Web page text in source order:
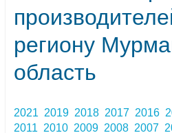
региону
область
2021 2019 2018 2017 2016
2011 2010 2009 2008 2007